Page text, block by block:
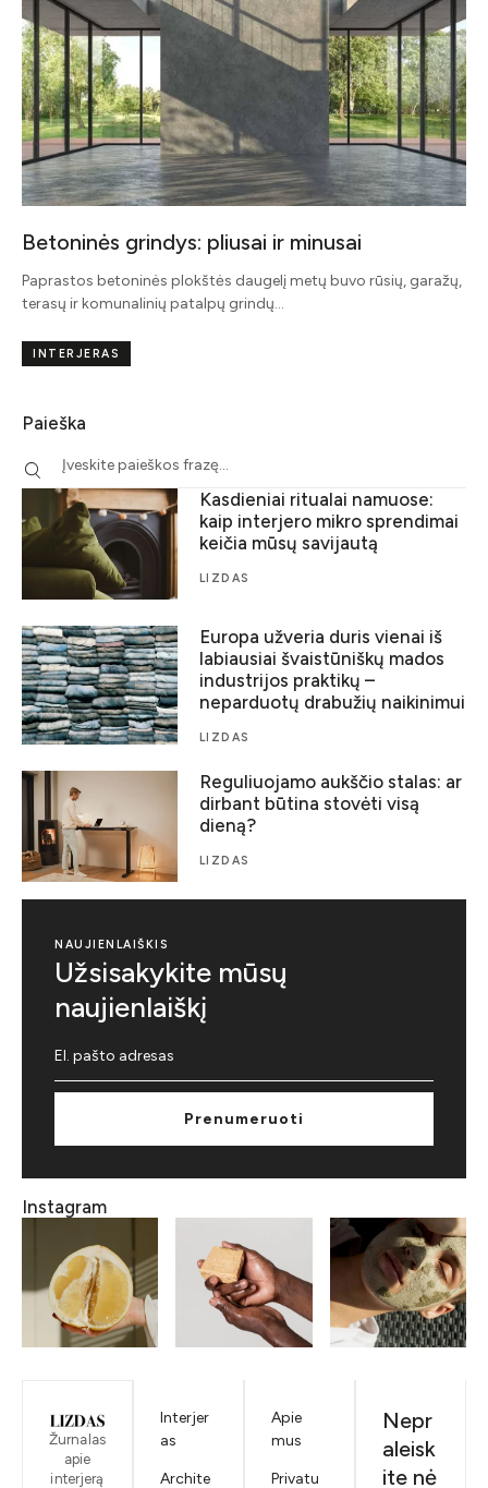
Betoninės grindys: pliusai ir minusai
Paprastos betoninės plokštės daugelį metų buvo rūsių, garažų,
terasų ir komunalinių patalpų grindų…
INTERJERAS
Paieška
Kasdieniai ritualai namuose:
kaip interjero mikro sprendimai
keičia mūsų savijautą
LIZDAS
Europa užveria duris vienai iš
labiausiai švaistūniškų mados
industrijos praktikų –
neparduotų drabužių naikinimui
LIZDAS
Reguliuojamo aukščio stalas: ar
dirbant būtina stovėti visą
dieną?
LIZDAS
NAUJIENLAIŠKIS
Užsisakykite mūsų
naujienlaiškį
Prenumeruoti
Instagram
Žurnalas
apie
interjerą
Interjer
as
Archite
Apie
mus
Privatu
Nepr
aleisk
ite nė